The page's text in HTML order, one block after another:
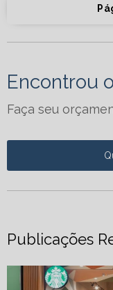
Encontrou
Faça seu
Publicações